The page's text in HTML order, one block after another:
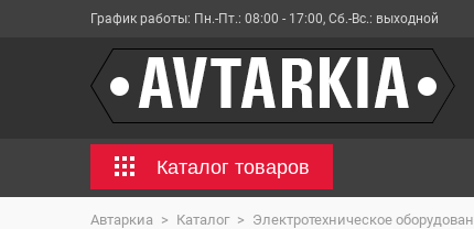
График работы: Пн.-Пт.: 08:00 - 17:00, Сб.-Вс.: выходной
Каталог товаров
Автаркиа > Каталог > Электротехническое